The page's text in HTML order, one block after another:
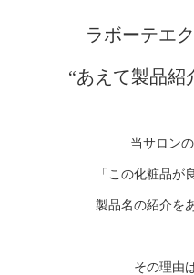
ラボーテエ
“あえて製品紹
当サロン
「この化粧品が
製品名の紹介を
その理由